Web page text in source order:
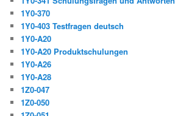
1Y0-370
1Y0-403 Testfragen deutsch
1Y0-A20
1Y0-A20 Produktschulungen
1Y0-A26
1Y0-A28
1Z0-047
1Z0-050